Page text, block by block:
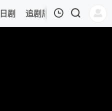
日剧 追剧周表 今日更新